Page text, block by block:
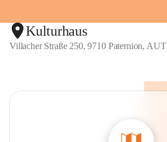
Kulturhaus
Villacher Straße 250, 9710 Paternion, AUT